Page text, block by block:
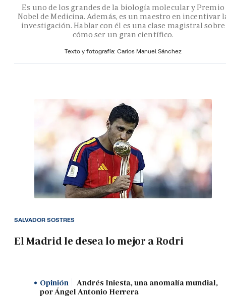
Es uno de los grandes de la biología molecular y Premio
Nobel de Medicina. Además, es un maestro en incentivar
investigación. Hablar con él es una clase magistral sobre
cómo ser un gran científico.
Texto y fotografía: Carlos Manuel Sánchez
El Madrid le desea lo mejor a Rodri
SALVADOR SOSTRES
Opinión
Andrés Iniesta, una anomalía mundial,
por Ángel Antonio Herrera